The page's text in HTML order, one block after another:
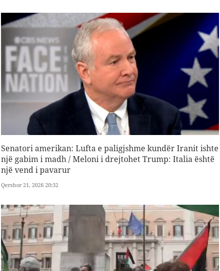
Senatori amerikan: Lufta e paligjshme kundër Iranit ishte
një gabim i madh / Meloni i drejtohet Trump: Italia është
një vend i pavarur
Qershor 21, 2026 20:32